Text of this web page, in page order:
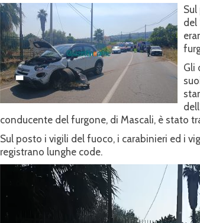
del
Gli
conducente del furgone, di Mascali, è stato
Sul posto i vigili del fuoco, i carabinieri ed i
registrano lunghe code.
Video